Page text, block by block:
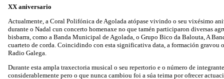
XX aniversario
Actualmente, a Coral Polifónica de Agolada atópase vivindo o seu vixésimo
durante o Nadal cun concerto homenaxe no que tamén participaron diversas
bisbarra, como a Banda Municipal de Agolada, o Grupo Bico da Balouta, A
cuarteto de corda. Coincidindo con esta significativa data, a formación gravou
Radio Galega.
Durante esta ampla traxectoria musical o seu repertorio e o número de
considerablemente pero o que nunca cambiou foi a súa teima por ofrecer